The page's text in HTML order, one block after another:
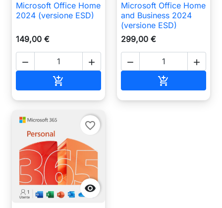
Microsoft Office Home
2024 (versione ESD)
149,00 €
 

Microsoft Office Home
and Business 2024
(versione ESD)
299,00 €
 


favorite_border